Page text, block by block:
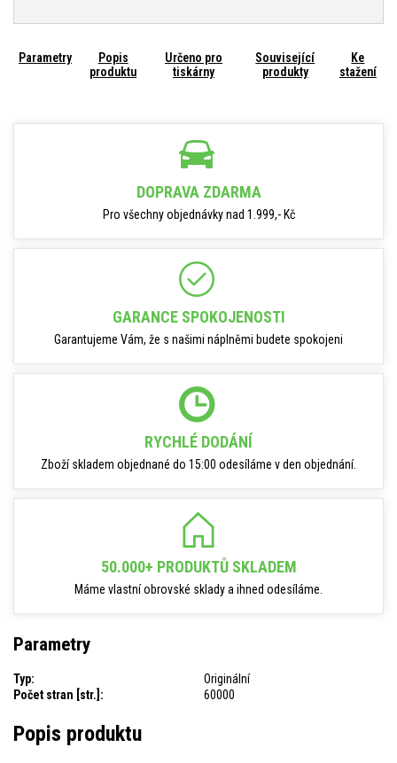
Parametry
Popis
produktu
Určeno pro
tiskárny
Související
produkty
Ke
stažení
DOPRAVA ZDARMA
Pro všechny objednávky nad 1.999,- Kč
GARANCE SPOKOJENOSTI
Garantujeme Vám, že s našimi náplněmi budete spokojeni
RYCHLÉ DODÁNÍ
Zboží skladem objednané do 15:00 odesíláme v den objednání.
50.000+ PRODUKTŮ SKLADEM
Máme vlastní obrovské sklady a ihned odesíláme.
Parametry
Typ:
Originální
Počet stran [str.]:
60000
Popis produktu